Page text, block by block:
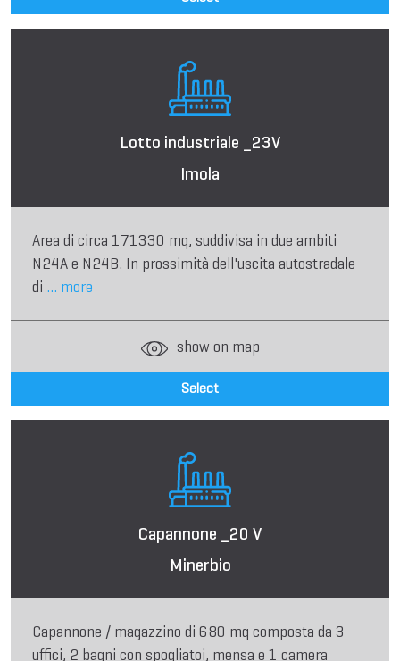
Lotto industriale _23V
Imola
Area di circa 171330 mq, suddivisa in due ambiti
N24A e N24B. In prossimità dell'uscita autostradale
di ... more
show on map
Select
Capannone _20 V
Minerbio
Capannone / magazzino di 680 mq composta da 3
uffici, 2 bagni con spogliatoi, mensa e 1 camera